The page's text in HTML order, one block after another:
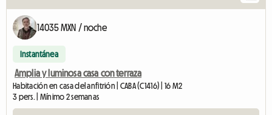
14035 MXN / noche
Instantánea
Amplia y luminosa casa con terraza
Habitación en casa del anfitrión | CABA (C1416) | 16 M2
3 pers. | Mínimo 2 semanas